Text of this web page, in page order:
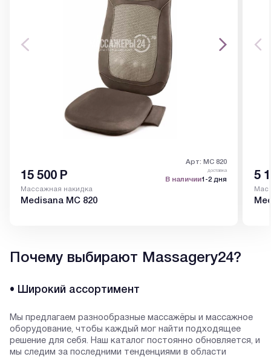
Арт: MC 820
15 500 Р доставка
В наличии1-2 дня
Массажная накидка
Medisana MC 820
5
Почему выбирают Massagery24?
• Широкий ассортимент
Мы предлагаем разнообразные массажёры и массажное
оборудование, чтобы каждый мог найти подходящее
решение для себя. Наш каталог постоянно обновляется, и
мы следим за последними тенденциями в области